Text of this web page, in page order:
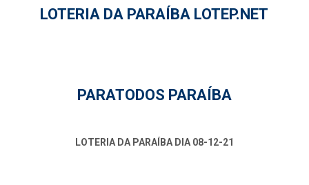
LOTERIA DA PARAÍBA LOTEP.NET
PARATODOS PARAÍBA
LOTERIA DA PARAÍBA DIA 08-12-21